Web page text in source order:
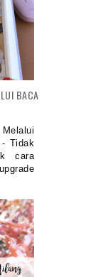
BACA
Tidak
cara